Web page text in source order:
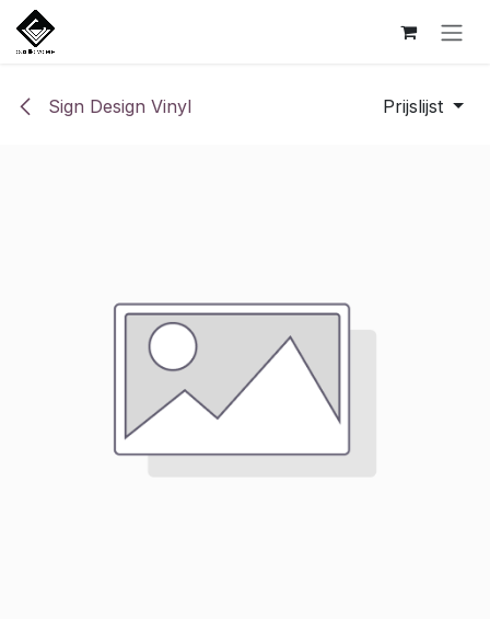
Overslaan naar inhoud
Sign Design Vinyl Prijslijst